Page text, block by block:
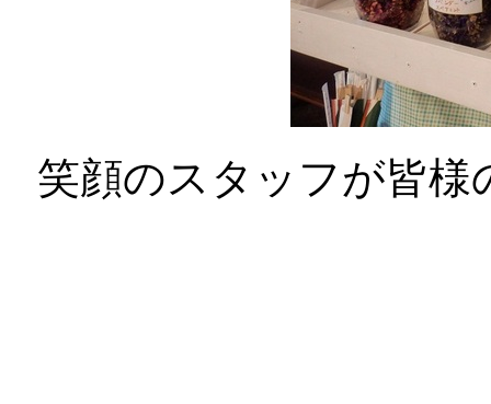
笑顔のスタッフが皆